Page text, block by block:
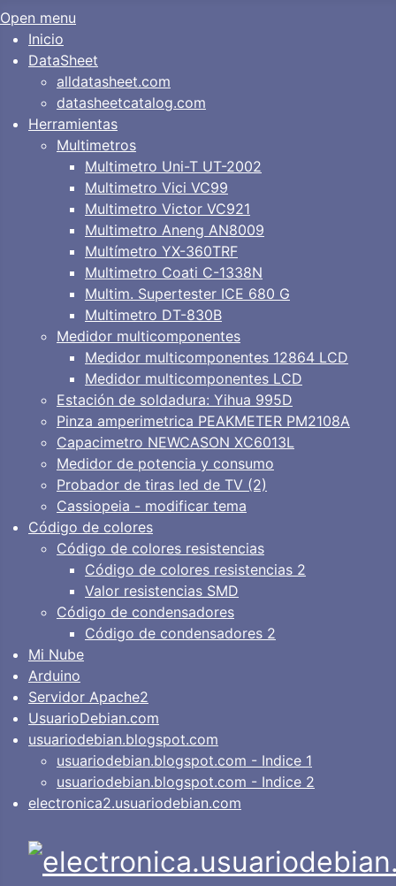
Open menu
Inicio
DataSheet
alldatasheet.com
datasheetcatalog.com
Herramientas
Multimetros
Multimetro Uni-T UT-2002
Multimetro Vici VC99
Multimetro Victor VC921
Multimetro Aneng AN8009
Multímetro YX-360TRF
Multimetro Coati C-1338N
Multim. Supertester ICE 680 G
Multimetro DT-830B
Medidor multicomponentes
Medidor multicomponentes 12864 LCD
Medidor multicomponentes LCD
Estación de soldadura: Yihua 995D
Pinza amperimetrica PEAKMETER PM2108A
Capacimetro NEWCASON XC6013L
Medidor de potencia y consumo
Probador de tiras led de TV (2)
Cassiopeia - modificar tema
Código de colores
Código de colores resistencias
Código de colores resistencias 2
Valor resistencias SMD
Código de condensadores
Código de condensadores 2
Mi Nube
Arduino
Servidor Apache2
UsuarioDebian.com
usuariodebian.blogspot.com
usuariodebian.blogspot.com - Indice 1
usuariodebian.blogspot.com - Indice 2
electronica2.usuariodebian.com